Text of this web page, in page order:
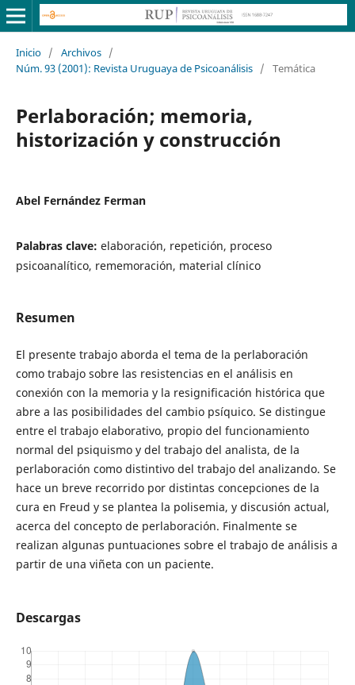
Inicio / Archivos /
Núm. 93 (2001): Revista Uruguaya de Psicoanálisis / Temática
Perlaboración; memoria,
historización y construcción
Abel Fernández Ferman
Palabras clave: elaboración, repetición, proceso
psicoanalítico, rememoración, material clínico
Resumen
El presente trabajo aborda el tema de la perlaboración
como trabajo sobre las resistencias en el análisis en
conexión con la memoria y la resignificación histórica que
abre a las posibilidades del cambio psíquico. Se distingue
entre el trabajo elaborativo, propio del funcionamiento
normal del psiquismo y del trabajo del analista, de la
perlaboración como distintivo del trabajo del analizando. Se
hace un breve recorrido por distintas concepciones de la
cura en Freud y se plantea la polisemia, y discusión actual,
acerca del concepto de perlaboración. Finalmente se
realizan algunas puntuaciones sobre el trabajo de análisis a
partir de una viñeta con un paciente.
Descargas